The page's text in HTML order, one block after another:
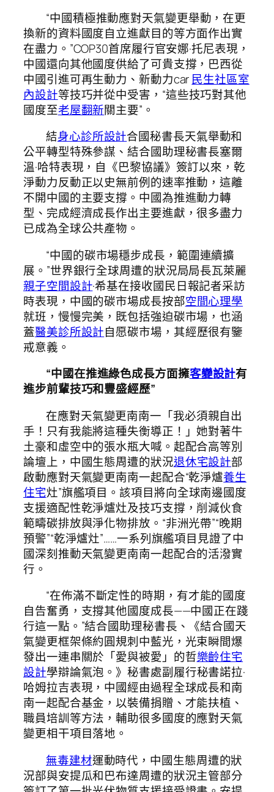
“中國積極推動應對天氣變更舉動，在更
換新的資料國度自立進獻目的等方面作出實
在盡力。”COP30首席履行官安娜·托尼表現，
中國還向其他國度供給了可貴支撐，巴西從
中國引進可再生動力、新動力car 民生社區室
內設計等技巧并從中受害，“這些技巧對其他
國度至老屋翻新關主要”。
結身心診所設計合國秘書長天氣舉動和
公平轉型特殊參謀、結合國助理秘書長塞爾
溫·哈特表現，自《巴黎協議》簽訂以來，乾
淨動力反動正以史無前例的速率推動，這離
不開中國的主要支撐。中國為推進動力轉
型、完成經濟成長作出主要進獻，很多盡力
已成為全球公共產物。
“中國的碳市場穩步成長，範圍連續擴
展。”世界銀行全球周遭的狀況局局長瓦萊麗
親子空間設計·希基在接收國民日報記者采訪
時表現，中國的碳市場成長按部空間心理學
就班，慢慢完美，既包括強迫碳市場，也涵
蓋醫美診所設計自愿碳市場，其經歷很有鑒
戒意義。
“中國在推進綠色成長方面擁客變設計有
進步前輩技巧和豐盛經歷”
在應對天氣變更南南一「我必須親自出
手！只有我能將這種失衡導正！」她對著牛
土豪和虛空中的張水瓶大喊。起配合高等別
論壇上，中國生態周遭的狀況退休宅設計部
啟動應對天氣變更南南一起配合“乾淨爐養生
住宅灶”旗艦項目。該項目將向全球南邊國度
支援適配性乾淨爐灶及技巧支撐，削減伙食
範疇碳排放與淨化物排放。“非洲光帶”“晚期
預警”“乾淨爐灶”……一系列旗艦項目見證了中
國深刻推動天氣變更南南一起配合的活潑實
行。
“在佈滿不斷定性的時期，有才能的國度
自告奮勇，支撐其他國度成長——中國正在踐
行這一點。”結合國助理秘書長、《結合國天
氣變更框架條約圓規刺中藍光，光束瞬間爆
發出一連串關於「愛與被愛」的哲樂齡住宅
設計學辯論氣泡。》秘書處副履行秘書諾拉·
哈姆拉吉表現，中國經由過程全球成長和南
南一起配合基金，以裝備捐贈、才能扶植、
職員培訓等方法，輔助很多國度的應對天氣
變更相干項目落地。
無毒建材運動時代，中國生態周遭的狀
況部與安提瓜和巴布達周遭的狀況主管部分